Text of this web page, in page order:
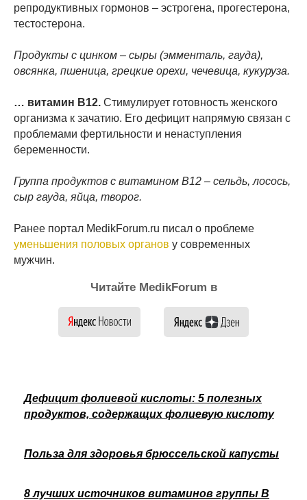
репродуктивных гормонов – эстрогена, прогестерона,
тестостерона.
Продукты с цинком – сыры (эмменталь, гауда),
овсянка, пшеница, грецкие орехи, чечевица, кукуруза.
… витамин B12. Стимулирует готовность женского
организма к зачатию. Его дефицит напрямую связан с
проблемами фертильности и ненаступления
беременности.
Группа продуктов с витамином B12 – сельдь, лосось,
сыр гауда, яйца, творог.
Ранее портал MedikForum.ru писал о проблеме
уменьшения половых органов у современных
мужчин.
Читайте MedikForum в
Дефицит фолиевой кислоты: 5 полезных
продуктов, содержащих фолиевую кислоту
Польза для здоровья брюссельской капусты
8 лучших источников витаминов группы В